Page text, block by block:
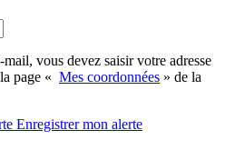
vous devez saisir votre adresse
page « Mes coordonnées » de la
Enregistrermon alerte